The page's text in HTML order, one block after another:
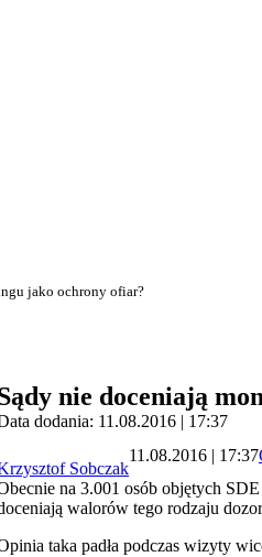
jako ochrony ofiar?
nie doceniają
dodania: 11.08.2016 | 17:37
Sobczak
11.08.2016 | 17:37
na 3.001 osób objętych
walorów tego rodzaju
taka padła podczas wizyty